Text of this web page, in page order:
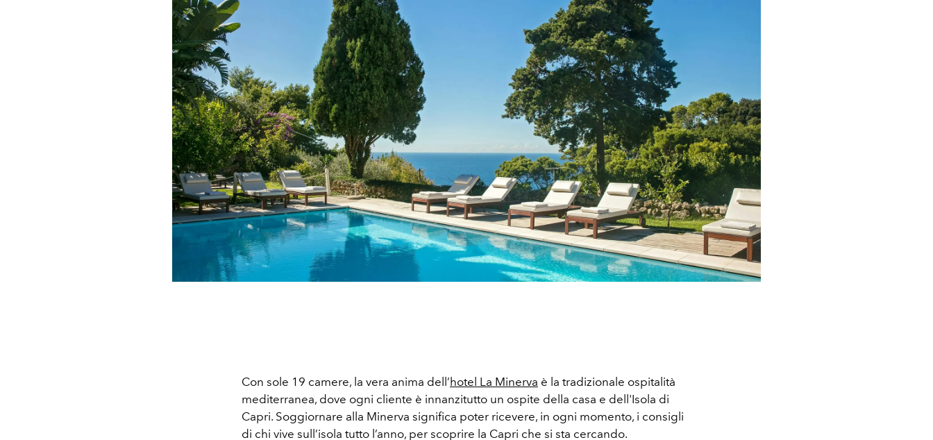
Con sole 19 camere, la vera anima dell’hotel La Minerva è la tradizionale ospitalità
mediterranea, dove ogni cliente è innanzitutto un ospite della casa e dell'Isola di
Capri. Soggiornare alla Minerva significa poter ricevere, in ogni momento, i consigli
di chi vive sull’isola tutto l’anno, per scoprire la Capri che si sta cercando.